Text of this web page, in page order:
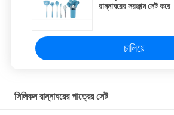
রান্নাঘরের সরঞ্জাম সেট করে
চালিয়ে
সিলিকন রান্নাঘরের পাত্রের সেট